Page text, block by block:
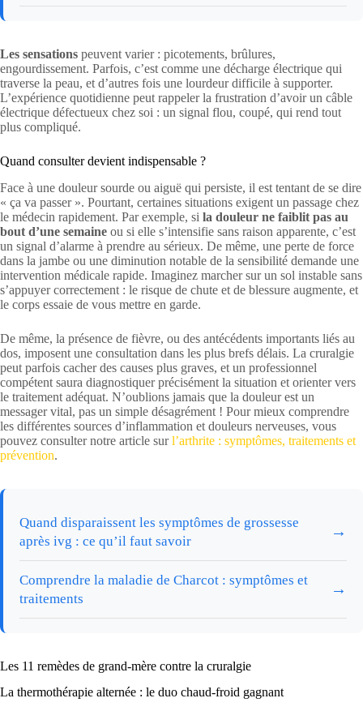
Les sensations peuvent varier : picotements, brûlures,
engourdissement. Parfois, c’est comme une décharge électrique qui
traverse la peau, et d’autres fois une lourdeur difficile à supporter.
L’expérience quotidienne peut rappeler la frustration d’avoir un câble
électrique défectueux chez soi : un signal flou, coupé, qui rend tout
plus compliqué.
Quand consulter devient indispensable ?
Face à une douleur sourde ou aiguë qui persiste, il est tentant de se dire
« ça va passer ». Pourtant, certaines situations exigent un passage chez
le médecin rapidement. Par exemple, si la douleur ne faiblit pas au
bout d’une semaine ou si elle s’intensifie sans raison apparente, c’est
un signal d’alarme à prendre au sérieux. De même, une perte de force
dans la jambe ou une diminution notable de la sensibilité demande une
intervention médicale rapide. Imaginez marcher sur un sol instable sans
s’appuyer correctement : le risque de chute et de blessure augmente, et
le corps essaie de vous mettre en garde.
De même, la présence de fièvre, ou des antécédents importants liés au
dos, imposent une consultation dans les plus brefs délais. La cruralgie
peut parfois cacher des causes plus graves, et un professionnel
compétent saura diagnostiquer précisément la situation et orienter vers
le traitement adéquat. N’oublions jamais que la douleur est un
messager vital, pas un simple désagrément ! Pour mieux comprendre
les différentes sources d’inflammation et douleurs nerveuses, vous
pouvez consulter notre article surl’arthrite : symptômes, traitements et
prévention.
Quand disparaissent les symptômes de grossesse
après ivg : ce qu’il faut savoir
→
Comprendre la maladie de Charcot : symptômes et
traitements
→
Les 11 remèdes de grand-mère contre la cruralgie
La thermothérapie alternée : le duo chaud-froid gagnant